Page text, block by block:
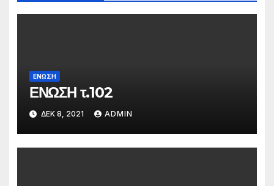
ΕΝΩΣΗ
ΕΝΩΣΗ τ.102
ΔΕΚ 8, 2021 ADMIN